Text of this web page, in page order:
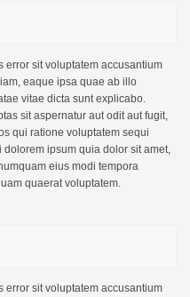
error sit voluptatem accusantium
eaque ipsa quae ab illo
vitae dicta sunt explicabo.
sit aspernatur aut odit aut fugit,
qui ratione voluptatem sequi
ipsum quia dolor sit amet,
eius modi tempora
quaerat voluptatem.
error sit voluptatem accusantium